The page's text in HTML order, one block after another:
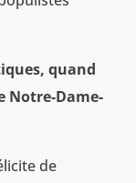
quand
Notre-Dame-
de